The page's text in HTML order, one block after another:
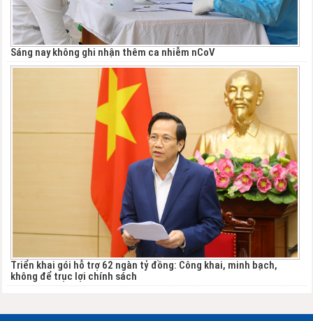
Sáng nay không ghi nhận thêm ca nhiễm nCoV
Triển khai gói hỗ trợ 62 ngàn tỷ đồng: Công khai, minh bạch,
không để trục lợi chính sách